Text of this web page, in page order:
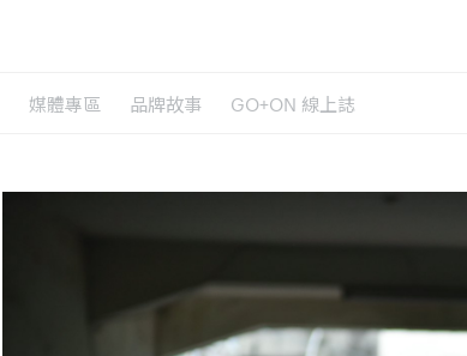
媒體專區 品牌故事 GO+ON 線上誌